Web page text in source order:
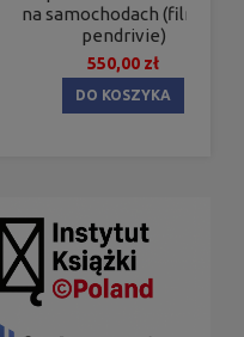
na samochodach (film na
pendrivie)
550,00 zł
DO KOSZYKA